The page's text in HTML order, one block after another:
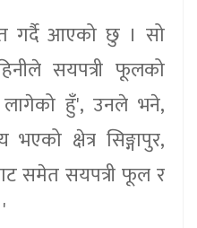
गर्दै आएको छु । सो
सयपत्री फूलको
हुँ', उनले भने,
क्षेत्र सिङ्गापुर,
समेत सयपत्री फूल र